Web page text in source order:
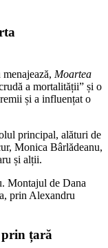
Moartea
a mortalității” și o
și a influențat o
principal, alături de
Monica Bârlădeanu,
și alții.
Montajul de Dana
prin Alexandru
prin țară